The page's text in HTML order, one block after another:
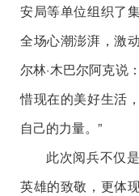
安局等单位组织了
全场心潮澎湃，激
尔林·木巴尔阿克说
惜现在的美好生活
自己的力量。”
此次阅兵不仅
英雄的致敬，更体